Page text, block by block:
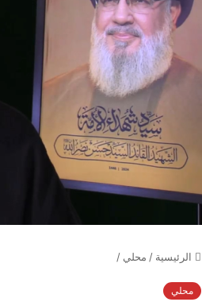
الرئيسية / محلي /
محلي